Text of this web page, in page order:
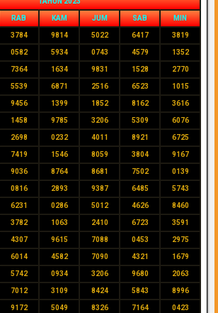
RAB KAM JUM SAB MIN
3784 9814 5022 6417 3819
0582 5934 0743 4579 1352
7364 1634 9831 1528 2770
5539 6871 2516 6523 1015
9456 1399 1852 8162 3616
1458 9785 3206 5309 6076
2698 0232 4011 8921 6725
7419 1546 8059 3804 9167
9036 8764 8681 7502 0139
0816 2893 9387 6485 5743
6231 0286 5012 4626 8460
3782 1063 2410 6723 3591
4307 9615 7088 0453 2975
6014 4582 7090 4321 1679
5742 0934 3206 9680 2063
7012 3109 8424 5843 8996
9172 5049 8326 7164 0423